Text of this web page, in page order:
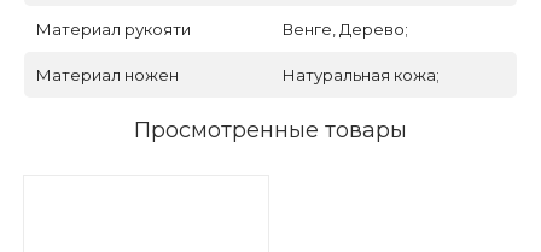
Материал рукояти Венге, Дерево;
Материал ножен Натуральная кожа;
Просмотренные товары